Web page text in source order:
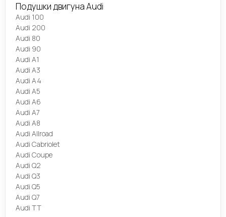
Подушки двигуна Audi
Audi 100
Audi 200
Audi 80
Audi 90
Audi A1
Audi A3
Audi A4
Audi A5
Audi A6
Audi A7
Audi A8
Audi Allroad
Audi Cabriolet
Audi Coupe
Audi Q2
Audi Q3
Audi Q5
Audi Q7
Audi TT